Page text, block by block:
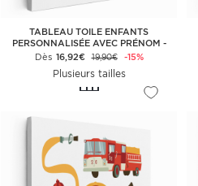
TABLEAU TOILE ENFANTS
PERSONNALISÉE AVEC PRÉNOM -
FÉE CŒUR PAPILLONS
Dès 16,92€ 19,90€ -15%
Plusieurs tailles